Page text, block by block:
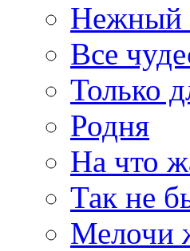
Нежный
Все
Только
Родня
На что
Так не
Мелочи